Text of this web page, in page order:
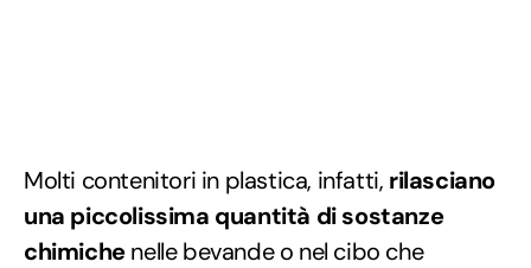
Molti contenitori in plastica, infatti, rilasciano
una piccolissima quantità di sostanze
chimichenelle bevande o nel cibo che